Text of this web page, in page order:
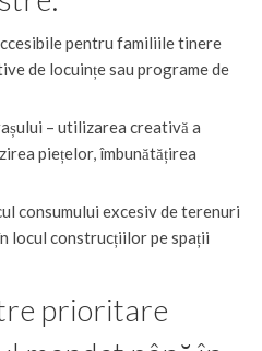
pentru familiile tinere
de locuințe sau programe de
– utilizarea creativă a
piețelor, îmbunătățirea
consumului excesiv de terenuri
locul construcțiilor pe spații
prioritare